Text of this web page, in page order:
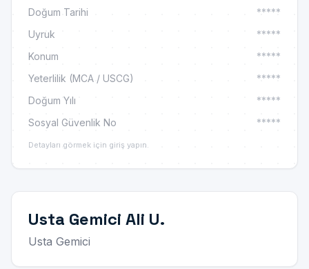
Doğum Tarihi
*****
Uyruk
*****
Konum
*****
Yeterlilik (MCA / USCG)
*****
Doğum Yılı
*****
Sosyal Güvenlik No
*****
Detayları görmek için giriş yapın.
Usta Gemici Ali U.
Usta Gemici